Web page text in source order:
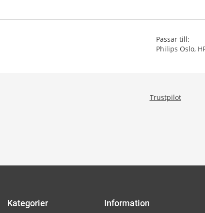
Passar till:
Philips Oslo,
Trustpilot
Kategorier Information